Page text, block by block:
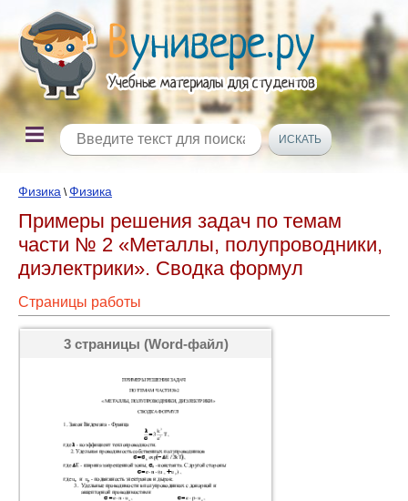
Физика \Физика
Примеры решения задач по темам
части № 2 «Металлы, полупроводники,
диэлектрики». Сводка формул
Страницы работы
3 страницы (Word-файл)